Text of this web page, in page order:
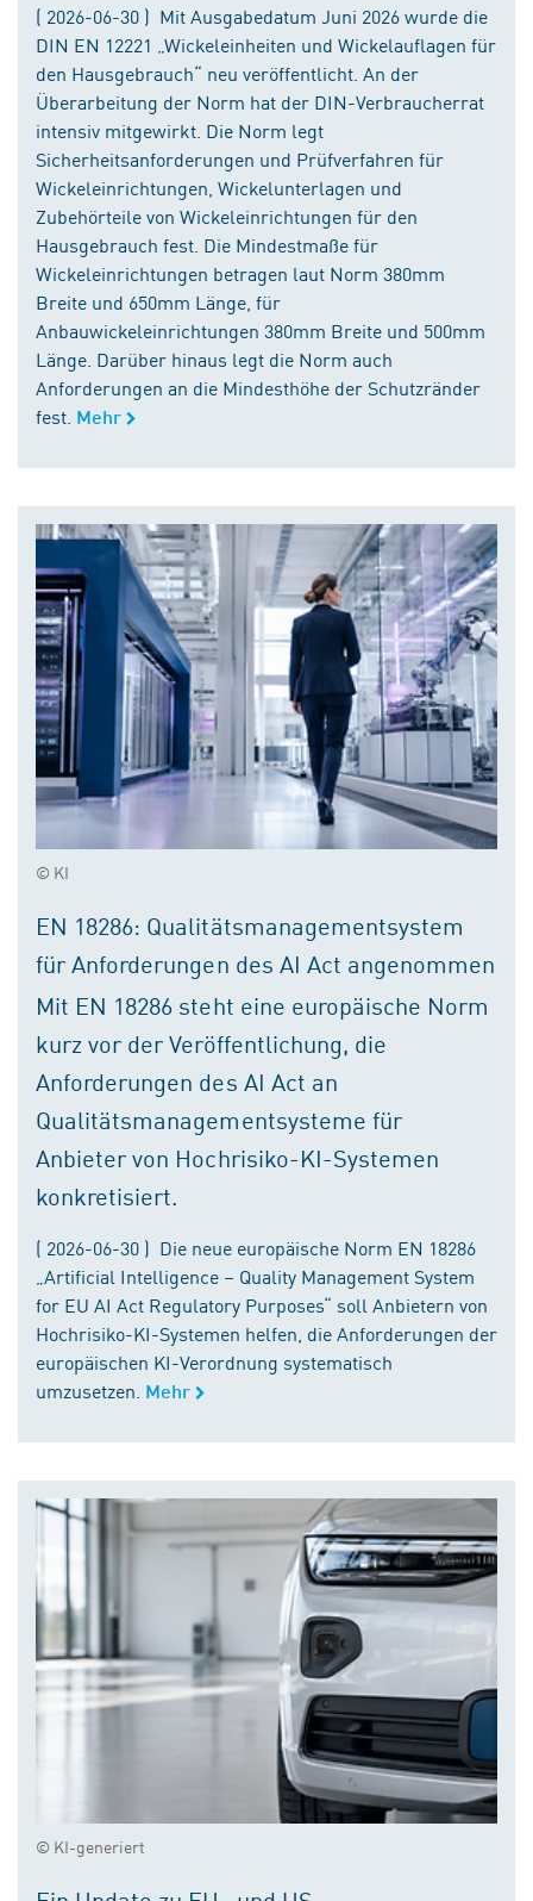
( 2026-06-30 ) Mit Ausgabedatum Juni 2026 wurde die
DIN EN 12221 „Wickeleinheiten und Wickelauflagen für
den Hausgebrauch“ neu veröffentlicht. An der
Überarbeitung der Norm hat der DIN-Verbraucherrat
intensiv mitgewirkt. Die Norm legt
Sicherheitsanforderungen und Prüfverfahren für
Wickeleinrichtungen, Wickelunterlagen und
Zubehörteile von Wickeleinrichtungen für den
Hausgebrauch fest. Die Mindestmaße für
Wickeleinrichtungen betragen laut Norm 380mm
Breite und 650mm Länge, für
Anbauwickeleinrichtungen 380mm Breite und 500mm
Länge. Darüber hinaus legt die Norm auch
Anforderungen an die Mindesthöhe der Schutzränder
fest. Mehr
© KI
EN 18286: Qualitätsmanagementsystem
für Anforderungen des AI Act angenommen
Mit EN 18286 steht eine europäische Norm
kurz vor der Veröffentlichung, die
Anforderungen des AI Act an
Qualitätsmanagementsysteme für
Anbieter von Hochrisiko-KI-Systemen
konkretisiert.
( 2026-06-30 ) Die neue europäische Norm EN 18286
„Artificial Intelligence – Quality Management System
for EU AI Act Regulatory Purposes“ soll Anbietern von
Hochrisiko-KI-Systemen helfen, die Anforderungen der
europäischen KI-Verordnung systematisch
umzusetzen. Mehr
© KI-generiert